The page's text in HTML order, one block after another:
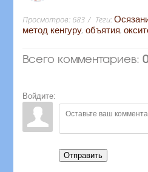
Просмотров: 683 Теги:
метод кенгуру,объятия,
Всего комментариев:
Войдите:
Отправить